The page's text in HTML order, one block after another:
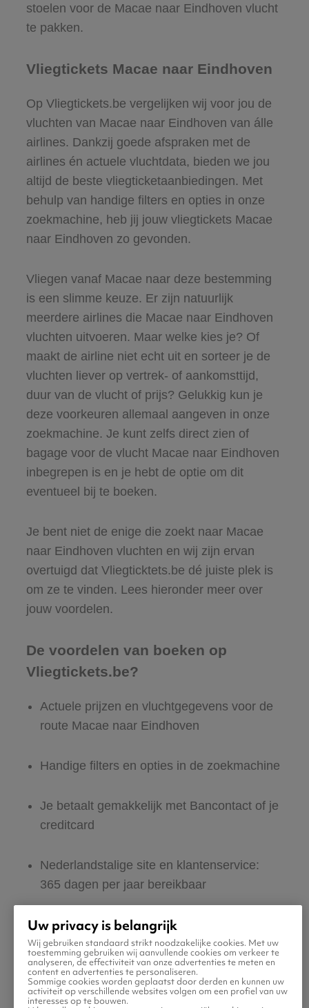
stoelen voor de Macae naar Eindhoven vlucht
te pakken.
Vliegtickets Macae naar Eindhoven
Op Vliegtickets.be vergelijken wij voor jou de
vluchten van Macae naar Eindhoven van álle
airlines. Dankzij goede afspraken met de
airlines én actuele vluchtdata, bieden we jou
altijd de beste vliegticketaanbiedingen. Met
behulp van handige filters en opties in onze
zoekmachine, heb jij jouw vliegtickets Macae
naar Eindhoven zo gevonden.
Vliegen vanaf Macae naar deze bestemming
is een slimme keuze. Er zijn natuurlijk
meerdere airlines die Macae naar Eindhoven
vluchten uitvoeren. Maar welke kies je? Of
maakt de airline niet echt uit en sorteer je de
vluchten liever op vertrek- of aankomsttijd,
duur van de vlucht of prijs? Gelukkig kun je
deze voorkeuren allemaal aangeven in onze
zoekmachine. Je kunt zelfs direct zien of
bagage voor de vlucht Macae naar Eindhoven
inbegrepen is en je hebt de optie om dit
eventueel bij te boeken.
Je bent niet de enige die zoekt naar Macae
naar Eindhoven vluchten en wij zijn ervan
overtuigd dat Vliegticktets.be dé juiste plek is
om ze te vinden. Lees hieronder meer over
jouw voordelen.
De voordelen van boeken op
Vliegtickets.be?
Actuele prijzen en vluchtgegevens voor de
route Macae naar Eindhoven
Handige filters en opties in de zoekmachine
Je betaalt gemakkelijk met Bancontact of je
creditcard
Nederlandstalige site en klantenservice:
365 dagen per jaar bereikbaar
Zeker van veilig boeken en betalen
Boek ook direct een hotel of huurauto voor
in Eindhoven
Uw privacy is belangrijk
Wij gebruiken standaard strikt noodzakelijke cookies. Met uw
toestemming gebruiken wij aanvullende cookies om verkeer te
analyseren, de effectiviteit van onze advertenties te meten en
content en advertenties te personaliseren.
Sommige cookies worden geplaatst door derden en kunnen uw
activiteit op verschillende websites volgen om een profiel van uw
interesses op te bouwen.